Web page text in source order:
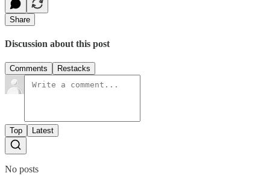
Share
Discussion about this post
Comments Restacks
Top Latest
No posts